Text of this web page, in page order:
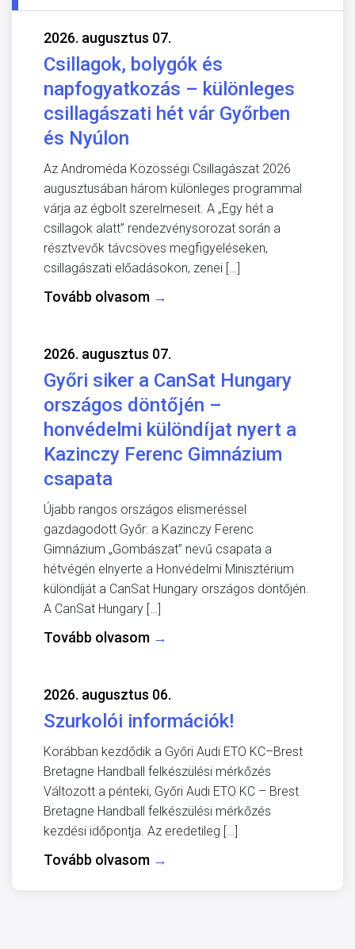
2026. augusztus 07.
Csillagok, bolygók és
napfogyatkozás – különleges
csillagászati hét vár Győrben
és Nyúlon
Az Androméda Közösségi Csillagászat 2026
augusztusában három különleges programmal
várja az égbolt szerelmeseit. A „Egy hét a
csillagok alatt” rendezvénysorozat során a
résztvevők távcsöves megfigyeléseken,
csillagászati előadásokon, zenei […]
Tovább olvasom →
2026. augusztus 07.
Győri siker a CanSat Hungary
országos döntőjén –
honvédelmi különdíjat nyert a
Kazinczy Ferenc Gimnázium
csapata
Újabb rangos országos elismeréssel
gazdagodott Győr: a Kazinczy Ferenc
Gimnázium „Gombászat” nevű csapata a
hétvégén elnyerte a Honvédelmi Minisztérium
különdíját a CanSat Hungary országos döntőjén.
A CanSat Hungary […]
Tovább olvasom →
2026. augusztus 06.
Szurkolói információk!
Korábban kezdődik a Győri Audi ETO KC–Brest
Bretagne Handball felkészülési mérkőzés
Változott a pénteki, Győri Audi ETO KC – Brest
Bretagne Handball felkészülési mérkőzés
kezdési időpontja. Az eredetileg […]
Tovább olvasom →